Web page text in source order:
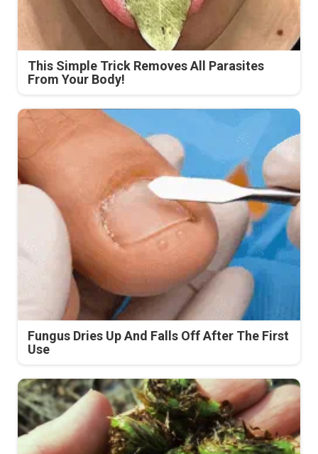
This Simple Trick Removes All Parasites
From Your Body!
Fungus Dries Up And Falls Off After The First
Use